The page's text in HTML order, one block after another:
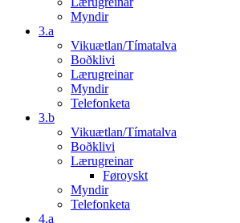
Myndir
3.a
Vikuætlan/Tímatalva
Boðklivi
Lærugreinar
Myndir
Telefonketa
3.b
Vikuætlan/Tímatalva
Boðklivi
Lærugreinar
Føroyskt
Myndir
Telefonketa
4.a